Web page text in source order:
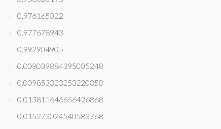
0,976165022
0,977678943
0,992904905
0.008039884395005248
0.009853323253220858
0.013811646656426868
0.015273024540583768